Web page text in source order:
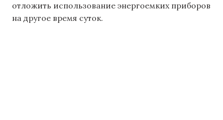
отложить использование энергоемких приборов
на другое время суток.